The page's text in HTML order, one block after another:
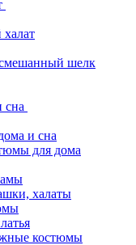
шелк
сна
и сна
для дома
халаты
костюмы